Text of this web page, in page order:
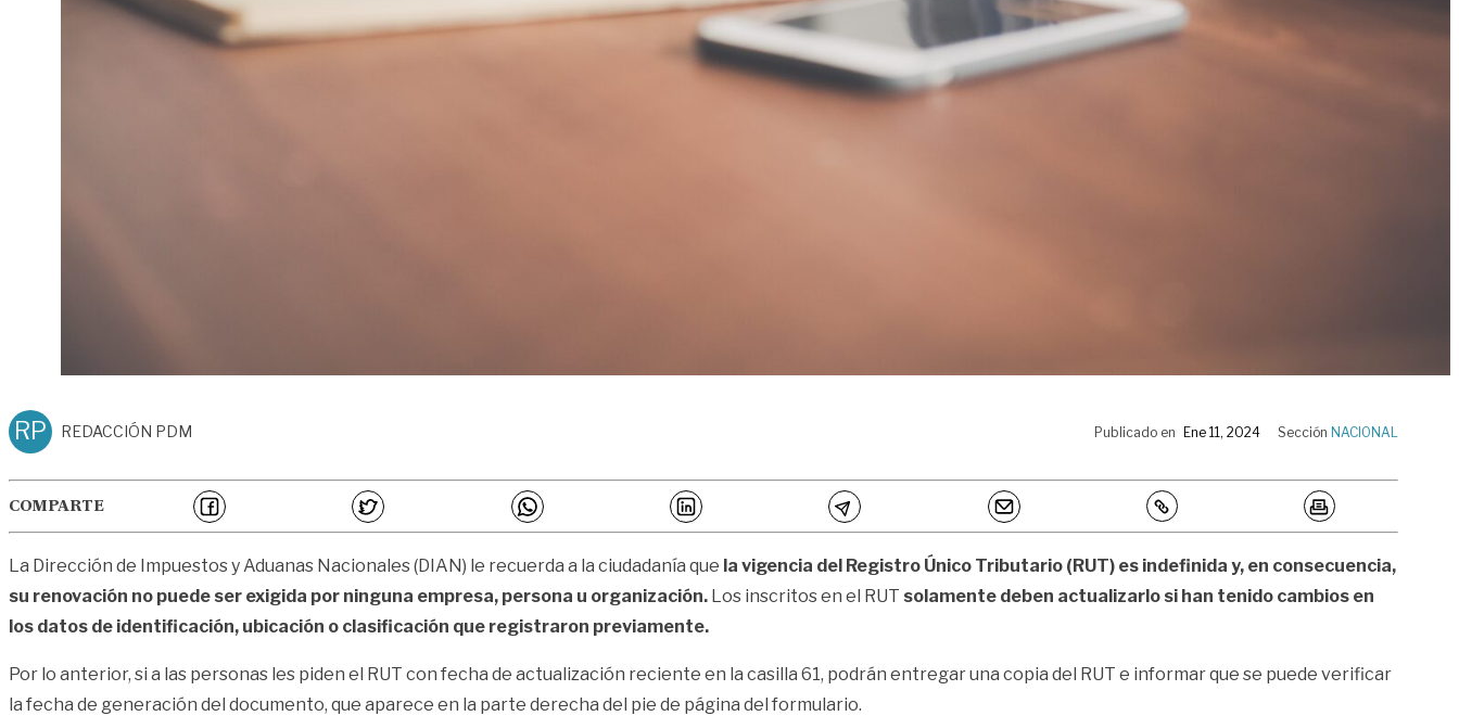
RP REDACCIÓN PDM Publicado en Ene 11, 2024 Sección NACIONAL
COMPARTE
La Dirección de Impuestos y Aduanas Nacionales (DIAN) le recuerda a la ciudadanía que la vigencia del Registro Único Tributario (RUT) es indefinida y, en consecuencia,
su renovación no puede ser exigida por ninguna empresa, persona u organización. Los inscritos en el RUT solamente deben actualizarlo si han tenido cambios en
los datos de identificación, ubicación o clasificación que registraron previamente.
Por lo anterior, si a las personas les piden el RUT con fecha de actualización reciente en la casilla 61, podrán entregar una copia del RUT e informar que se puede verificar
la fecha de generación del documento, que aparece en la parte derecha del pie de página del formulario.